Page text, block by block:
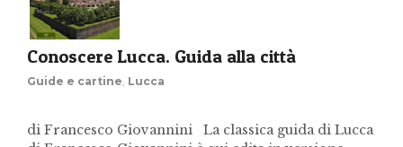
Conoscere Lucca. Guida alla città
Guide e cartine Lucca
di Francesco Giovannini La classica guida di Lucca